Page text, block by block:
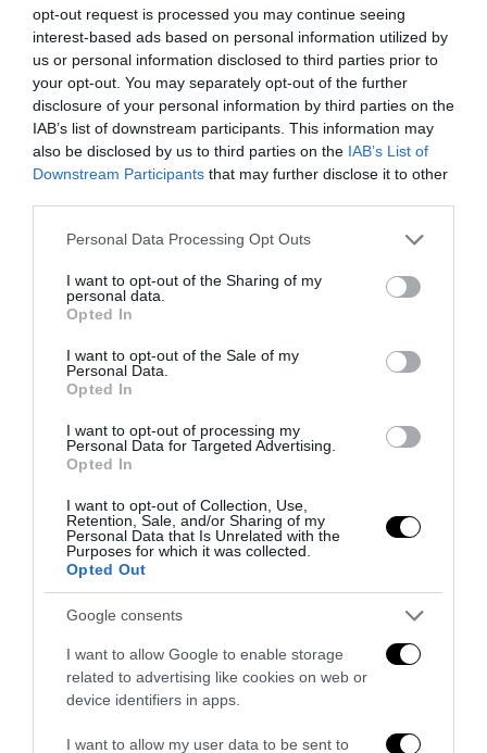
opt-out request is processed you may continue seeing
interest-based ads based on personal information utilized by
us or personal information disclosed to third parties prior to
your opt-out. You may separately opt-out of the further
disclosure of your personal information by third parties on the
IAB’s list of downstream participants. This information may
also be disclosed by us to third parties on the IAB’s List of
Downstream Participants that may further disclose it to other
Please note that this website/app uses one or more Google
not limited to your visit or usage behaviour. You may click to
grant or deny consent to Google and its third-party tags to
use your data for below specified purposes in below Google
consent section.
Personal Data Processing Opt Outs
I want to opt-out of the Sharing of my
personal data.
Opted In
I want to opt-out of the Sale of my
Personal Data.
Opted In
I want to opt-out of processing my
Personal Data for Targeted Advertising.
Opted In
I want to opt-out of Collection, Use,
Retention, Sale, and/or Sharing of my
Personal Data that Is Unrelated with the
Purposes for which it was collected.
Opted Out
Google consents
I want to allow Google to enable storage
related to advertising like cookies on web or
device identifiers in apps.
I want to allow my user data to be sent to
previous post
I Tornado italiani bombarderanno l’Isis in Iraq
next post
Kosovo: una partita ancora aperta che si gioca in Europa
YOU MAY ALSO LIKE
La Camera boccia il patentino antifascista per parlare a
Montecitorio: palo clamoroso del Pd